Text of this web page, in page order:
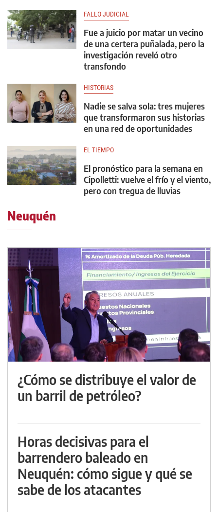
FALLO JUDICIAL
Fue a juicio por matar un vecino
de una certera puñalada, pero la
investigación reveló otro
transfondo
HISTORIAS
Nadie se salva sola: tres mujeres
que transformaron sus historias
en una red de oportunidades
EL TIEMPO
El pronóstico para la semana en
Cipolletti: vuelve el frío y el viento,
pero con tregua de lluvias
Neuquén
¿Cómo se distribuye el valor de
un barril de petróleo?
Horas decisivas para el
barrendero baleado en
Neuquén: cómo sigue y qué se
sabe de los atacantes